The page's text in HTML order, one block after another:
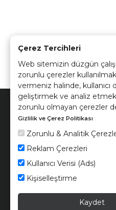
Çerez Tercihleri
Web sitemizin düzgün
zorunlu çerezler
vermeniz halinde, kullanıcı
geliştirmek ve analiz etmek
zorunlu olmayan çerezler
Gizlilik ve Çerez Politikası
Zorunlu & Analitik
Reklam Çerezleri
Kullanıcı Verisi (Ads)
Kişiselleştirme
Kaydet
© 2026 Ünsa